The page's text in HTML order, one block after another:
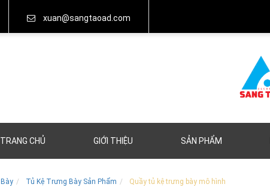
xuan@sangtaoad.com
TRANG CHỦ GIỚI THIỆU SẢN PHẨM
Tủ Kệ Trưng Bày Sản Phẩm Quầy tủ kệ trưng bày mô hình